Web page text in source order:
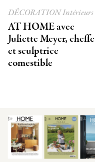
DÉCORATIONIntérieurs
AT HOME avec
Juliette Meyer, cheffe
et sculptrice
comestible